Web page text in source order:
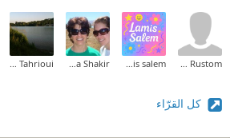
كل القرّاء